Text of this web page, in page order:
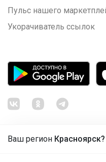
Ваш регион Красноярск?
Пульс нашего
Укорачиватель ссылок
Продолжая использовать